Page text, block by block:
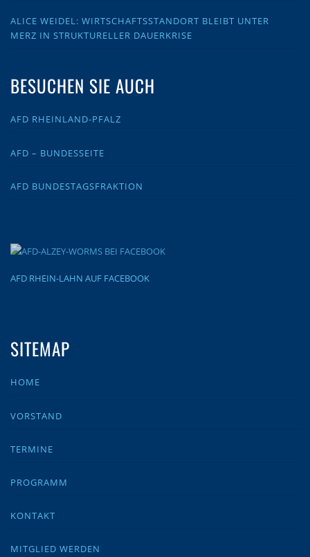
ALICE WEIDEL: WIRTSCHAFTSSTANDORT BLEIBT UNTER
MERZ IN STRUKTURELLER DAUERKRISE
BESUCHEN SIE AUCH
AFD RHEINLAND-PFALZ
AFD – BUNDESSEITE
AFD BUNDESTAGSFRAKTION
AFD RHEIN-LAHN AUF FACEBOOK
SITEMAP
HOME
VORSTAND
TERMINE
PROGRAMM
KONTAKT
MITGLIED WERDEN